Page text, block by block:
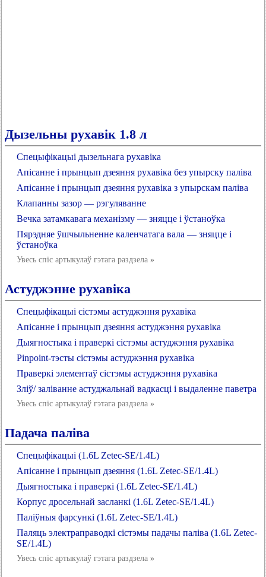
Дызельны рухавік 1.8 л
Спецыфікацыі дызельнага рухавіка
Апісанне і прынцып дзеяння рухавіка без упырску паліва
Апісанне і прынцып дзеяння рухавіка з упырскам паліва
Клапанны зазор — рэгуляванне
Вечка затамкавага механізму — зняцце і ўстаноўка
Пярэдняе ўшчыльненне каленчатага вала — зняцце і
ўстаноўка
Увесь спіс артыкулаў гэтага раздзела »
Астуджэнне рухавіка
Спецыфікацыі сістэмы астуджэння рухавіка
Апісанне і прынцып дзеяння астуджэння рухавіка
Дыягностыка і праверкі сістэмы астуджэння рухавіка
Pinpoint-тэсты сістэмы астуджэння рухавіка
Праверкі элементаў сістэмы астуджэння рухавіка
Зліў/ заліванне астуджальнай вадкасці і выдаленне паветра
Увесь спіс артыкулаў гэтага раздзела »
Падача паліва
Спецыфікацыі (1.6L Zetec-SE/1.4L)
Апісанне і прынцып дзеяння (1.6L Zetec-SE/1.4L)
Дыягностыка і праверкі (1.6L Zetec-SE/1.4L)
Корпус дросельнай засланкі (1.6L Zetec-SE/1.4L)
Паліўныя фарсункі (1.6L Zetec-SE/1.4L)
Паляць электраправодкі сістэмы падачы паліва (1.6L Zetec-
SE/1.4L)
Увесь спіс артыкулаў гэтага раздзела »